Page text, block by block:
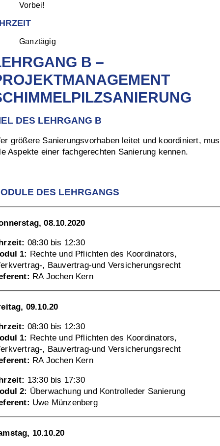
Vorbei!
Ganztägig
B –
DES LEHRGANG B
größere Sanierungsvorhaben leitet und koordiniert,
Aspekte einer fachgerechten Sanierung kennen.
DES LEHRGANGS
08.10.2020
08:30 bis 12:30
1: Rechte und Pflichten des Koordinators,
, Bauvertrag-und Versicherungsrecht
RA Jochen Kern
09.10.20
08:30 bis 12:30
1: Rechte und Pflichten des Koordinators,
, Bauvertrag-und Versicherungsrecht
RA Jochen Kern
13:30 bis 17:30
2: Überwachung und Kontrolleder Sanierung
Uwe Münzenberg
10.10.20